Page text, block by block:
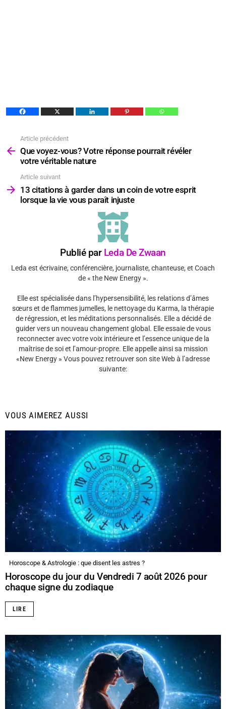
plus
Article précédent
Que voyez-vous? Votre réponse pourrait révéler
votre véritable nature
Article suivant
13 citations à garder dans un coin de votre esprit
lorsque la vie vous paraît injuste
Publié par Leda De Zwaan
Leda est écrivaine, conférencière, journaliste, chanteuse, et Coach
de « the New Energy ».
Elle est spécialisée dans l’hypersensibilité, les relations d’âmes
sœurs et de flammes jumelles, le nettoyage du Karma, la thérapie
de régression, et les méditations personnalisés. Elle a décidé de
guider vers un nouveau changement global. Elle essaie de vous
reconnecter avec votre voix intérieure et l’essence unique de la
maîtrise de soi et l’amour-propre. Elle appelle ainsi sa mission
«New Energy » Vous pouvez retrouver son site Web à l’adresse
suivante:
VOUS AIMEREZ AUSSI
Horoscope & Astrologie : que disent les astres ?
Horoscope du jour du Vendredi 7 août 2026 pour
chaque signe du zodiaque
LIRE